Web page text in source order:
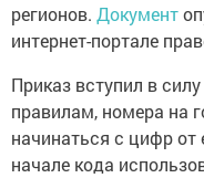
регионов. Документ
интернет-портале
Приказ вступил в
правилам, номера на
начинаться с цифр
начале кода